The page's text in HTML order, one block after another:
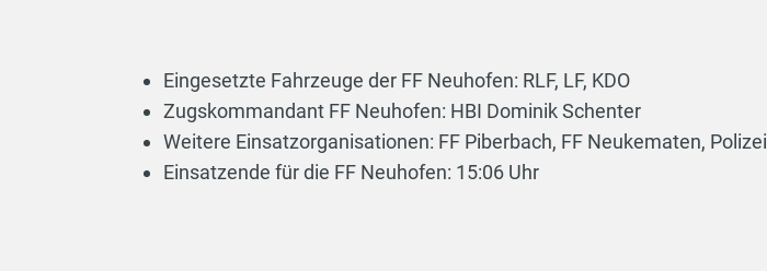
Eingesetzte Fahrzeuge der FF Neuhofen: RLF, LF, KDO
Zugskommandant FF Neuhofen: HBI Dominik Schenter
Weitere Einsatzorganisationen: FF Piberbach, FF Neukematen, Polizei
Einsatzende für die FF Neuhofen: 15:06 Uhr